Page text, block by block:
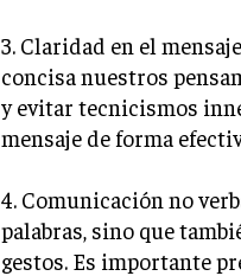
3. Claridad en el
concisa nuestros
y evitar tecnicismos
mensaje de forma
4. Comunicación no
palabras, sino que
gestos. Es importante